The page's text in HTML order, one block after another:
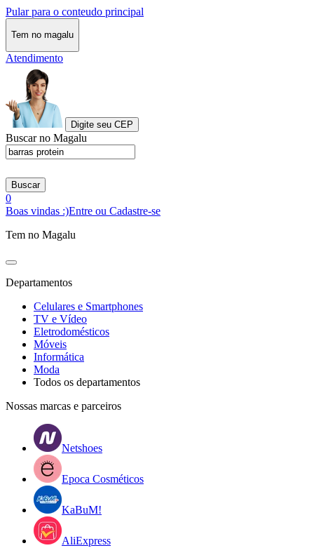
Pular para o conteudo principal
Tem no magalu
Atendimento
Digite seu CEP
Buscar no Magalu
Buscar
0
Boas vindas :)Entre ou Cadastre-se
Tem no Magalu
Departamentos
Celulares e Smartphones
TV e Vídeo
Eletrodomésticos
Móveis
Informática
Moda
Todos os departamentos
Nossas marcas e parceiros
Netshoes
Epoca Cosméticos
KaBuM!
AliExpress